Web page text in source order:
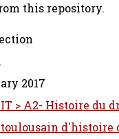
this repository.
2017
> A2- Histoire du
d'histoire